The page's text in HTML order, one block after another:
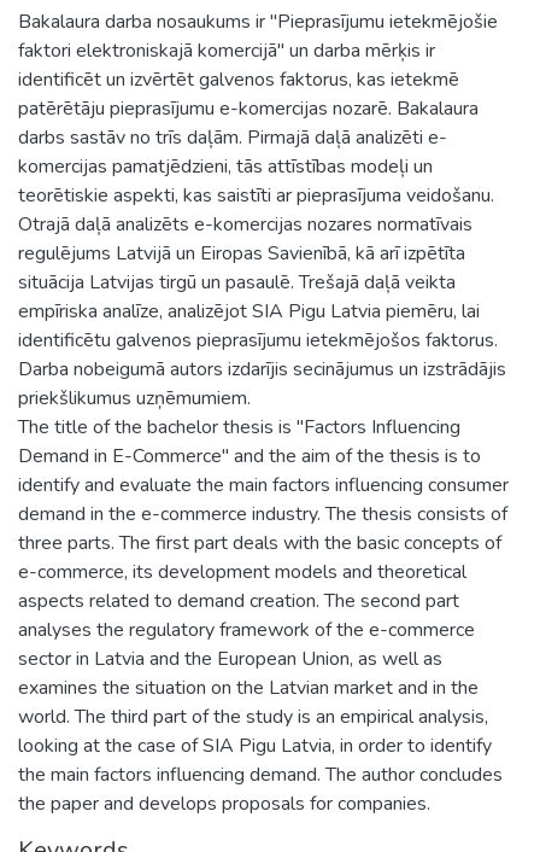
Bakalaura darba nosaukums ir "Pieprasījumu ietekmējošie
faktori elektroniskajā komercijā" un darba mērķis ir
identificēt un izvērtēt galvenos faktorus, kas ietekmē
patērētāju pieprasījumu e-komercijas nozarē. Bakalaura
darbs sastāv no trīs daļām. Pirmajā daļā analizēti e-
komercijas pamatjēdzieni, tās attīstības modeļi un
teorētiskie aspekti, kas saistīti ar pieprasījuma veidošanu.
Otrajā daļā analizēts e-komercijas nozares normatīvais
regulējums Latvijā un Eiropas Savienībā, kā arī izpētīta
situācija Latvijas tirgū un pasaulē. Trešajā daļā veikta
empīriska analīze, analizējot SIA Pigu Latvia piemēru, lai
identificētu galvenos pieprasījumu ietekmējošos faktorus.
Darba nobeigumā autors izdarījis secinājumus un izstrādājis
priekšlikumus uzņēmumiem.
The title of the bachelor thesis is "Factors Influencing
Demand in E-Commerce" and the aim of the thesis is to
identify and evaluate the main factors influencing consumer
demand in the e-commerce industry. The thesis consists of
three parts. The first part deals with the basic concepts of
e-commerce, its development models and theoretical
aspects related to demand creation. The second part
analyses the regulatory framework of the e-commerce
sector in Latvia and the European Union, as well as
examines the situation on the Latvian market and in the
world. The third part of the study is an empirical analysis,
looking at the case of SIA Pigu Latvia, in order to identify
the main factors influencing demand. The author concludes
the paper and develops proposals for companies.